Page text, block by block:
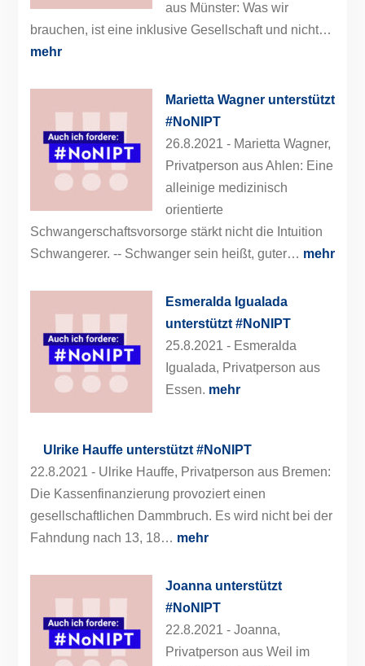
aus Münster: Was wir
brauchen, ist eine inklusive Gesellschaft und nicht…
mehr
Marietta Wagner unterstützt
#NoNIPT
26.8.2021 - Marietta Wagner,
Privatperson aus Ahlen: Eine
alleinige medizinisch
orientierte
Schwangerschaftsvorsorge stärkt nicht die Intuition
Schwangerer. -- Schwanger sein heißt, guter… mehr
Esmeralda Igualada
unterstützt #NoNIPT
25.8.2021 - Esmeralda
Igualada, Privatperson aus
Essen. mehr
Ulrike Hauffe unterstützt #NoNIPT
22.8.2021 - Ulrike Hauffe, Privatperson aus Bremen:
Die Kassenfinanzierung provoziert einen
gesellschaftlichen Dammbruch. Es wird nicht bei der
Fahndung nach 13, 18… mehr
Joanna unterstützt
#NoNIPT
22.8.2021 - Joanna,
Privatperson aus Weil im